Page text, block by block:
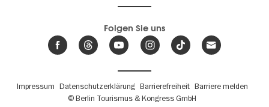
Tickets
Wir haben den
Trends
Folgen Sie uns
Fußbereichsmenü
Impressum Datenschutzerklärung Barrierefreiheit Barriere melden
© Berlin Tourismus & Kongress GmbH